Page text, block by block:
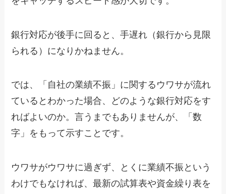
銀行対応が後手に回ると、手遅れ（銀行から見限
られる）になりかねません。
では、「自社の業績不振」に関するウワサが流れ
ているとわかった場合、どのような銀行対応をす
ればよいのか。言うまでもありませんが、「数
字」をもって示すことです。
ウワサがウワサに過ぎず、とくに業績不振という
わけでもなければ、最新の試算表や資金繰り表を